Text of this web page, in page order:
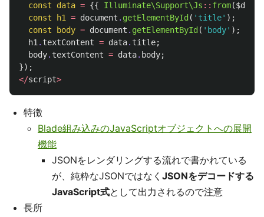
const
data = {{ Illuminate\Support\Js :: from($data
const
h1 = document . getElementById ( 'title' );
const
body = document . getElementById ( 'body' );
h1 . textContent = data. title;
body. textContent = data. body;
});
</script>
特徴
Blade組み込みのJavaScriptオブジェクトへの展開
機能
JSONをレンダリングする流れで書かれている
が、純粋なJSONではなく JSONをデコードする
JavaScript式として出力されるので注意
長所